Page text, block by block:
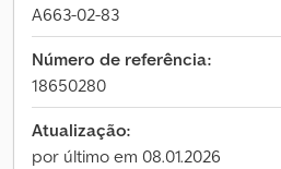
A663-02-83
Número de referência:
18650280
Atualização:
por último em 08.01.2026